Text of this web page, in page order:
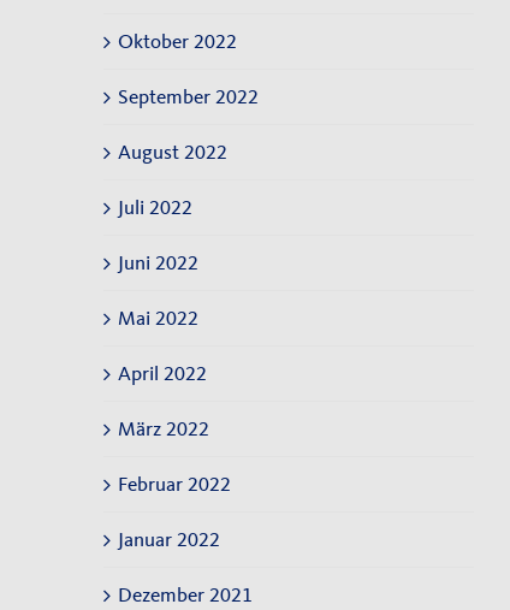
Oktober 2022
September 2022
August 2022
Juli 2022
Juni 2022
Mai 2022
April 2022
März 2022
Februar 2022
Januar 2022
Dezember 2021